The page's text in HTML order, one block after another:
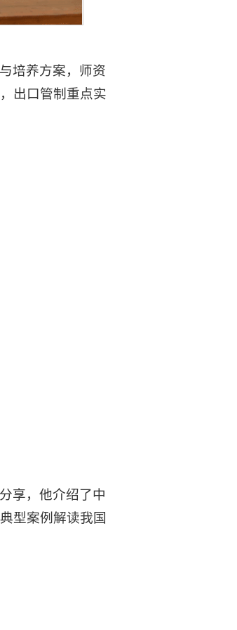
培养方案，师资
出口管制重点实
享，他介绍了中
型案例解读我国